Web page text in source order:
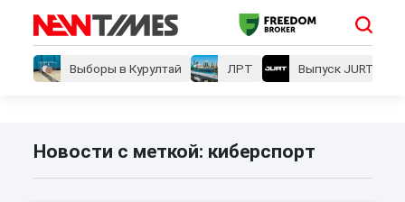
Выборы в Курултай ЛРТ Выпуск JURT
Новости с меткой: киберспорт